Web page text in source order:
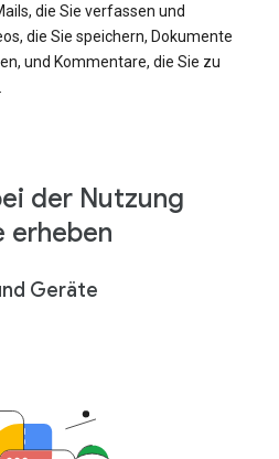
die Sie verfassen und
die Sie speichern, Dokumente
und Kommentare, die Sie zu
der Nutzung
erheben
Geräte